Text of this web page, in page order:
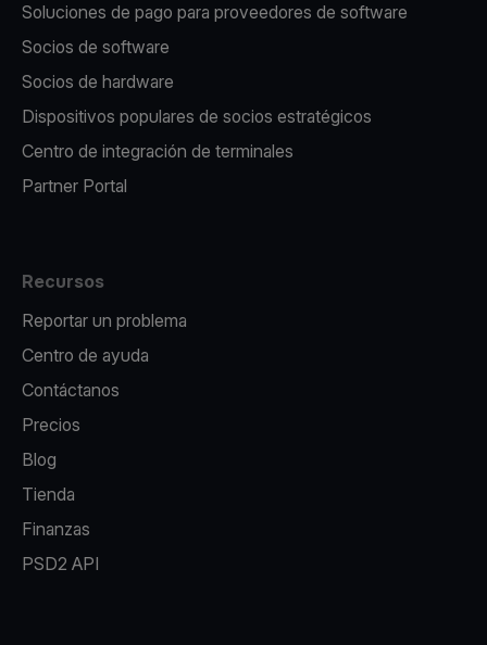
Soluciones de pago para proveedores de software
Socios de software
Socios de hardware
Dispositivos populares de socios estratégicos
Centro de integración de terminales
Partner Portal
Recursos
Reportar un problema
Centro de ayuda
Contáctanos
Precios
Blog
Tienda
Finanzas
PSD2 API